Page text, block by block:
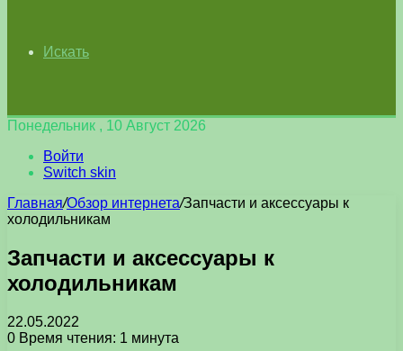
Искать
Понедельник , 10 Август 2026
Войти
Switch skin
Главная/Обзор интернета/Запчасти и аксессуары к
холодильникам
Запчасти и аксессуары к
холодильникам
22.05.2022
0 Время чтения: 1 минута